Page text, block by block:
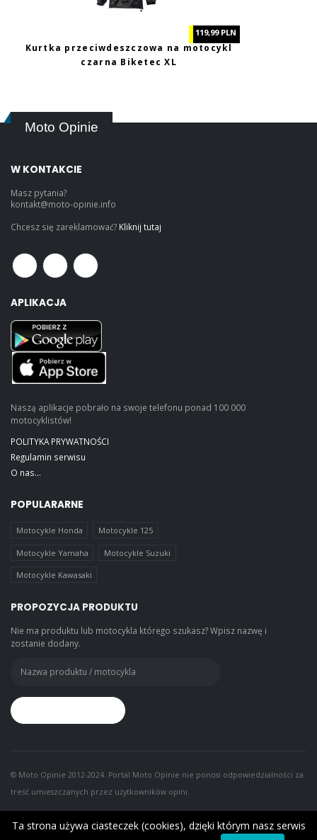
119,99 PLN
Kurtka przeciwdeszczowa na motocykl
czarna Biketec XL
Moto Opinie
W KONTAKCIE
Masz pytania?
kontakt@moto-opinie.info
Chcesz się zareklamować? Kliknij tutaj
APLIKACJA
Naszą aplikacje pobrało na swoje telefonu ponad 100 000
motocyklistów!
POLITYKA PRYWATNOŚCI
Regulamin serwisu
O nas...
POPULARARNE
Motocykle Honda Motocykle 125
Motocykle Yamaha Motocykle Suzuki
Motocykle Kawasaki
PROPOZYCJA PRODUKTU
Nie ma produktu lub motocykla którego szukasz? Wpisz nazwę i
zostanie dodany.
© Moto Opinie 2012-2024. Portal Moto Opinie nie ponosi odpowiedzialności za
treść umieszczanych przez użytkowników opini.
Ta strona używa ciasteczek (cookies), dzięki którym nasz serwis